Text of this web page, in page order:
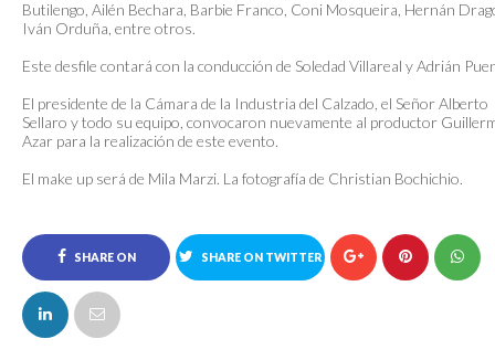
Butilengo, Ailén Bechara, Barbie Franco, Coni Mosqueira, Hernán
Iván Orduña, entre otros.
Este desfile contará con la conducción de Soledad Villareal y Adrián
El presidente de la Cámara de la Industria del Calzado, el Señor Alberto
Sellaro y todo su equipo, convocaron nuevamente al productor
Azar para la realización de este evento.
El make up será de Mila Marzi. La fotografía de Christian Bochichio.
SHARE ON
FACEBOOK
SHARE ON TWITTER